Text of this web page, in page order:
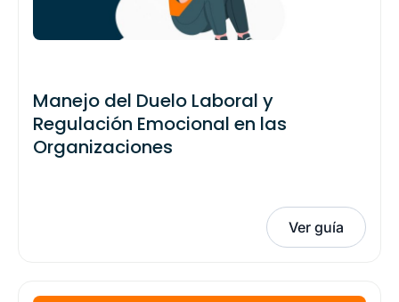
Manejo del Duelo Laboral y
Regulación Emocional en las
Organizaciones
Ver guía